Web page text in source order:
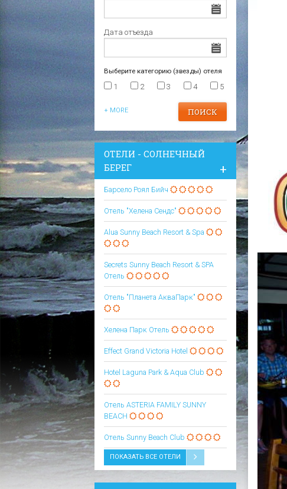
Дата отъезда
Выберите категорию (звезды) отеля
1 2 3 4 5
+ MORE
ОТЕЛИ - СОЛНЕЧНЫЙ
БЕРЕГ
Барсело Роял Бийч
Отель "Хелена Сендс"
Alua Sunny Beach Resort & Spa
Secrets Sunny Beach Resort & SPA
Отель
Отель "Планета АкваПарк"
Хелена Парк Отель
Effect Grand Victoria Hotel
Hotel Laguna Park & Aqua Club
Oтель ASTERIA FAMILY SUNNY
BEACH
Oтель Sunny Beach Club
ПОКАЗАТЬ ВСЕ ОТЕЛИ